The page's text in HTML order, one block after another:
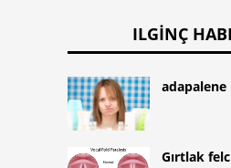
ILGINÇ
adapalene
Gırtlak